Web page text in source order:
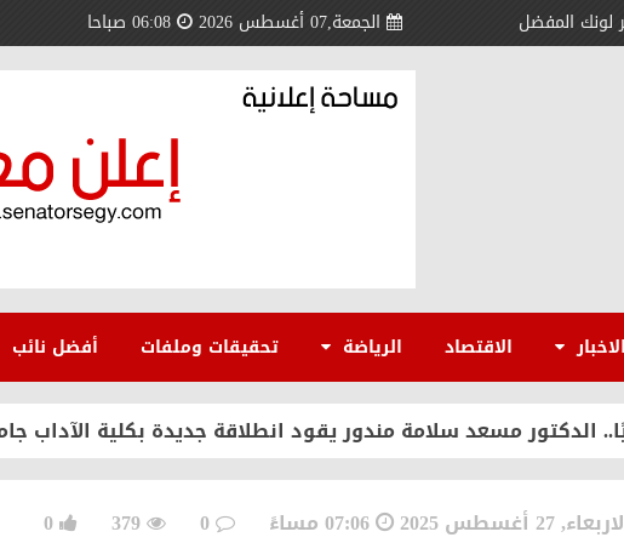
لونك المفضل الجمعة,07 أغسطس 2026 06:08 صباحا
الاقتصاد الرياضة تحقيقات وملفات أفضل نائب
المصرية أعادت القضية الفلسطينية إلى مسارها الصحيح ورسخت
السيسي وملك البحرين نموذج فريد للتضامن العربي
الدكتور مسعد سلامة مندور يقود انطلاقة جديدة بكلية الآداب
يعقد المنتدى الوطني للمصريين بالخارج لتعزيز الاستثمار
27 أغسطس 2025 07:06 مساءً 0
379
0